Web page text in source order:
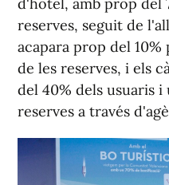
d'hotel, amb prop del
reserves, seguit de
acapara prop del
de les reserves, i els
del 40% dels usuaris i
reserves a través